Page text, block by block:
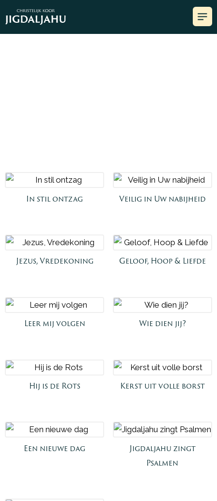
In stil ontzag Veilig in Uw nabijheid
Jezus, Vredekoning Geloof, Hoop & Liefde
Leer mij volgen Wie dien jij?
Hij is de Rots Kerst uit volle borst
Een nieuwe dag
Jigdaljahu zingt
Psalmen